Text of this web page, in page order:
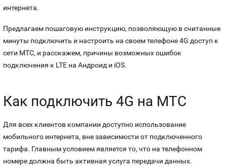
Тарифы
Оплата и доставка
Контакты
Устройства
интернета.
Предлагаем пошаговую инструкцию, позволяющую в считанные
минуты подключить и настроить на своем телефоне 4G доступ к
сети МТС, и расскажем, причины возможных ошибок
подключения к LTE на Андроид и iOS.
Как подключить 4G на МТС
Для всех клиентов компании доступно использование
мобильного интернета, вне зависимости от подключенного
тарифа. Главным условием является то, что на телефонном
номере должна быть активная услуга передачи данных.